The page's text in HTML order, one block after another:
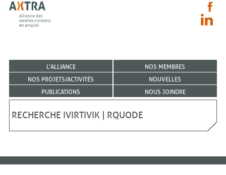
L’ALLIANCE
NOS MEMBRES
NOS PROJETS/ACTIVITÉS
NOUVELLES
PUBLICATIONS
NOUS JOINDRE
RECHERCHE IVIRTIVIK | RQUODE